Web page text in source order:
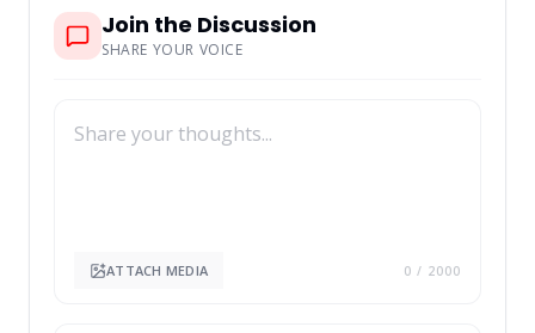
Join the Discussion
SHARE YOUR VOICE
ATTACH MEDIA 0 / 2000